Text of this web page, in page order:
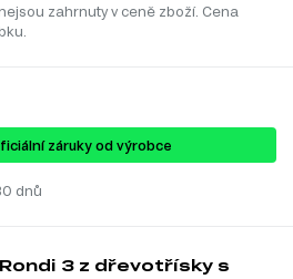
zahrnuty v ceně zboží. Cena
záruky od výrobce
dnů
3 z dřevotřísky s